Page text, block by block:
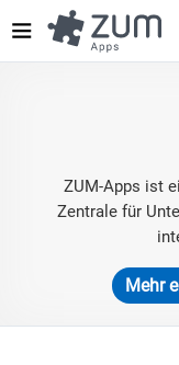
zum
Inhalt
ZUM-Apps ist
Zentrale für
Mehr